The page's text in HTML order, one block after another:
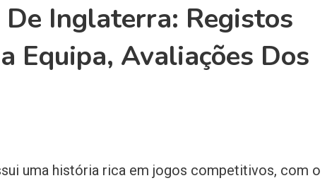
De Inglaterra: Registos
Equipa, Avaliações Dos
uma história rica em jogos competitivos, com o